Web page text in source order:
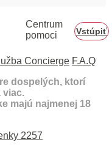
Centrum
pomoci
Vstúpiť
Concierge F.A.Q
dospelých, ktorí
viac.
majú najmenej 18
2257